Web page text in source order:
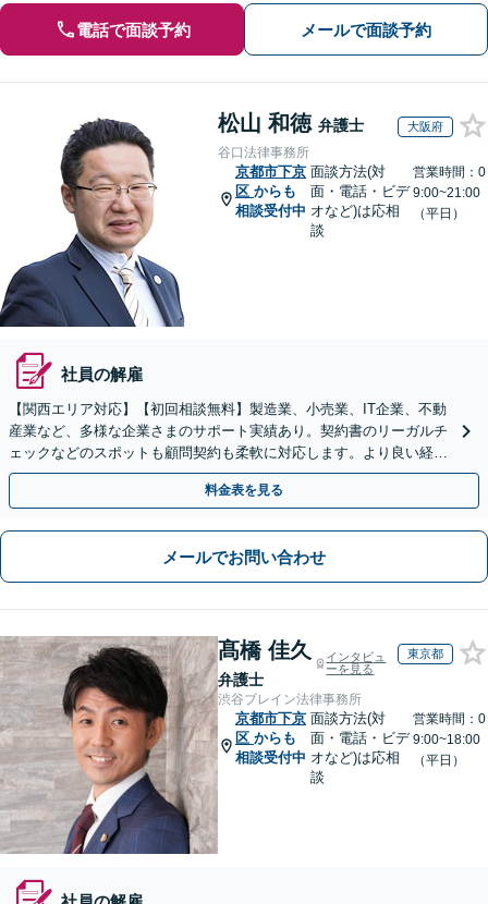
電話で面談予約 メールで面談予約
松山 和徳 弁護士 大阪府
谷口法律事務所
京都市下京
区 からも
相談受付中
面談方法(対
面・電話・ビデ
オなど)は応相
談
営業時間：0
9:00~21:00
（平日）
社員の解雇
【関西エリア対応】【初回相談無料】製造業、小売業、IT企業、不動
産業など、多様な企業さまのサポート実績あり。契約書のリーガルチ
ェックなどのスポットも顧問契約も柔軟に対応します。より良い経営
判断を・セカンドオピニオンもお気軽に【北新地駅1分】
料金表を見る
メールでお問い合わせ
髙橋 佳久
弁護士
インタビュ
ーを見る
東京都
渋谷ブレイン法律事務所
京都市下京
区 からも
相談受付中
面談方法(対
面・電話・ビデ
オなど)は応相
談
営業時間：0
9:00~18:00
（平日）